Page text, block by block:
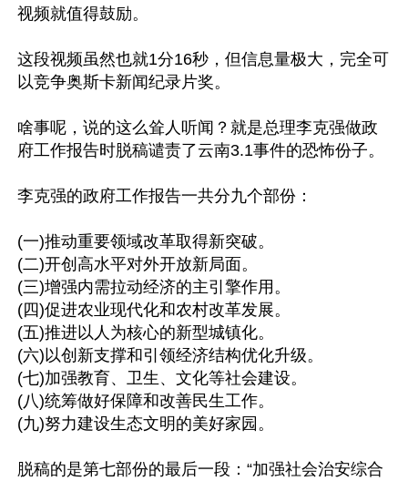
视频就值得鼓励。
这段视频虽然也就1分16秒，但信息量极大，完全可
以竞争奥斯卡新闻纪录片奖。
啥事呢，说的这么耸人听闻？就是总理李克强做政
府工作报告时脱稿谴责了云南3.1事件的恐怖份子。
李克强的政府工作报告一共分九个部份：
(一)推动重要领域改革取得新突破。
(二)开创高水平对外开放新局面。
(三)增强内需拉动经济的主引擎作用。
(四)促进农业现代化和农村改革发展。
(五)推进以人为核心的新型城镇化。
(六)以创新支撑和引领经济结构优化升级。
(七)加强教育、卫生、文化等社会建设。
(八)统筹做好保障和改善民生工作。
(九)努力建设生态文明的美好家园。
脱稿的是第七部份的最后一段：“加强社会治安综合